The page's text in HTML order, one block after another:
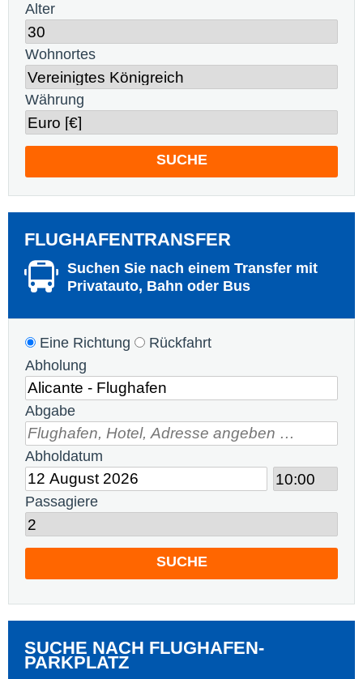
Alter
Wohnortes
Währung
SUCHE
FLUGHAFENTRANSFER
Suchen Sie nach einem Transfer mit
Privatauto, Bahn oder Bus
Eine Richtung
Rückfahrt
Abholung
Abgabe
Abholdatum
Passagiere
SUCHE
SUCHE NACH FLUGHAFEN-
PARKPLATZ